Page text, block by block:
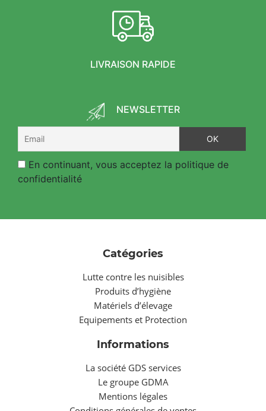
LIVRAISON RAPIDE
NEWSLETTER
En continuant, vous acceptez la politique de
confidentialité
Catégories
Lutte contre les nuisibles
Produits d’hygiène
Matériels d’élevage
Equipements et Protection
Informations
La société GDS services
Le groupe GDMA
Mentions légales